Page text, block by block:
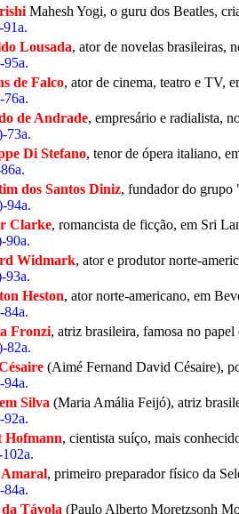
Mahesh Yogi, o guru dos Beatles,
Lousada, ator de novelas brasileiras,
95a.
de Falco, ator de cinema, teatro e TV,
76a.
de Andrade, empresário e radialista,
73a.
Di Stefano, tenor de ópera italiano,
dos Santos Diniz, fundador do grupo
94a.
Clarke, romancista de ficção, em Sri
90a.
Widmark, ator e produtor norte-
93a.
Heston, ator norte-americano, em
84a.
Fronzi, atriz brasileira, famosa no
82a.
(Aimé Fernand David Césaire),
94a.
Silva (Maria Amália Feijó), atriz
92a.
Hofmann, cientista suíço, mais
, primeiro preparador físico da
84a.
Távola (Paulo Alberto Moretzsonh